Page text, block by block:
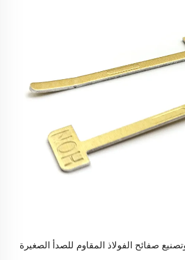
صفائح الفولاذ المقاوم للصدأ الصغيرة